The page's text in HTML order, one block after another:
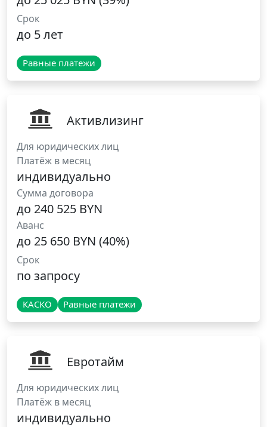
Срок
до 5 лет
Равные платежи
Активлизинг
Для юридических лиц
Платёж в месяц
индивидуально
Сумма договора
до 240 525 BYN
Аванс
до 25 650 BYN (40%)
Срок
по запросу
КАСКО Равные платежи
Евротайм
Для юридических лиц
Платёж в месяц
индивидуально